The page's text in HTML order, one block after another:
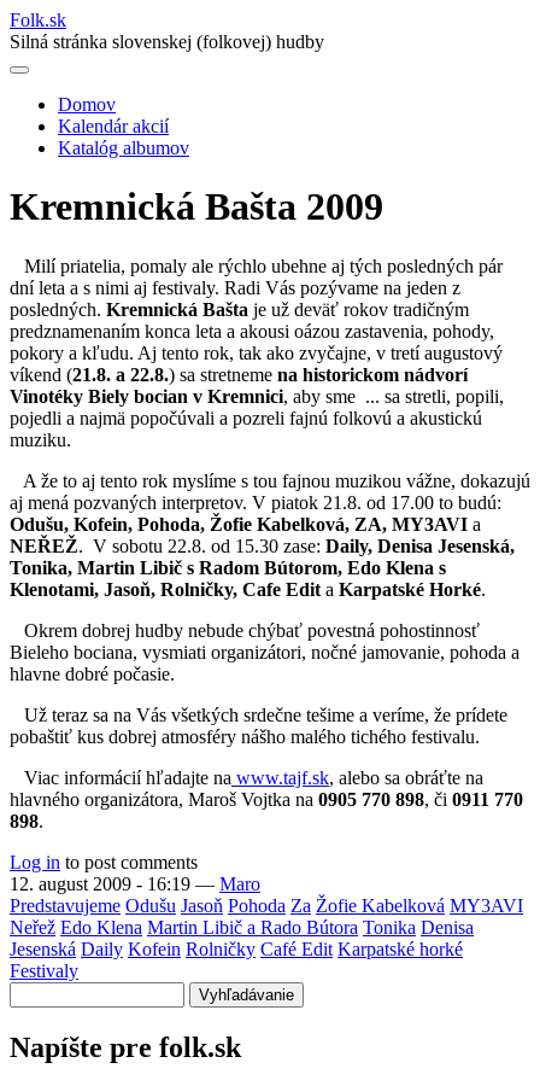
Folk.sk
Silná stránka slovenskej (folkovej) hudby
Main
navigation
Domov
Kalendár akcií
Katalóg albumov
Kremnická Bašta 2009
Milí priatelia, pomaly ale rýchlo ubehne aj tých posledných pár
dní leta a s nimi aj festivaly. Radi Vás pozývame na jeden z
posledných. Kremnická Bašta je už deväť rokov tradičným
predznamenaním konca leta a akousi oázou zastavenia, pohody,
pokory a kľudu. Aj tento rok, tak ako zvyčajne, v tretí augustový
víkend (21.8. a 22.8.) sa stretneme na historickom nádvorí
Vinotéky Biely bocian v Kremnici, aby sme ... sa stretli, popili,
pojedli a najmä popočúvali a pozreli fajnú folkovú a akustickú
muziku.
A že to aj tento rok myslíme s tou fajnou muzikou vážne, dokazujú
aj mená pozvaných interpretov. V piatok 21.8. od 17.00 to budú:
Odušu, Kofein, Pohoda, Žofie Kabelková, ZA, MY3AVI a
NEŘEŽ. V sobotu 22.8. od 15.30 zase: Daily, Denisa Jesenská,
Tonika, Martin Libič s Radom Bútorom, Edo Klena s
Klenotami, Jasoň, Rolničky, Cafe Edit a Karpatské Horké.
Okrem dobrej hudby nebude chýbať povestná pohostinnosť
Bieleho bociana, vysmiati organizátori, nočné jamovanie, pohoda a
hlavne dobré počasie.
Už teraz sa na Vás všetkých srdečne tešime a veríme, že prídete
pobaštiť kus dobrej atmosféry nášho malého tichého festivalu.
Viac informácií hľadajte na www.tajf.sk, alebo sa obráťte na
hlavného organizátora, Maroš Vojtka na 0905 770 898, či 0911 770
898.
Log in to post comments
12. august 2009 - 16:19 — Maro
Predstavujeme Odušu Jasoň Pohoda Za Žofie Kabelková MY3AVI
Neřež Edo Klena Martin Libič a Rado Bútora Tonika Denisa
Jesenská Daily Kofein Rolničky Café Edit Karpatské horké
Festivaly
Napíšte pre folk.sk